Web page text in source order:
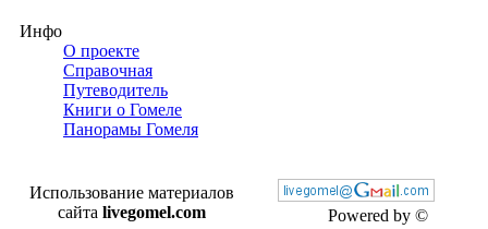
Инфо
О проекте
Справочная
Путеводитель
Книги о Гомеле
Панорамы Гомеля
Powered by ©
Использование материалов
сайта livegomel.com